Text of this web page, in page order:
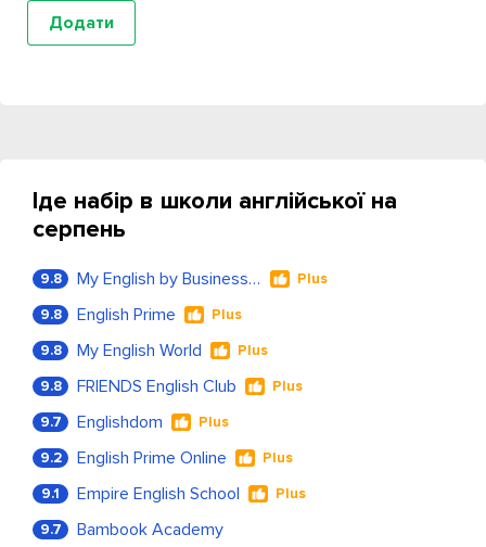
Іде набір в школи англійської на
серпень
9.8 My English by Business Language Plus
9.8 English Prime Plus
9.8 My English World Plus
9.8 FRIENDS English Club Plus
9.7 Englishdom Plus
9.2 English Prime Online Plus
9.1 Empire English School Plus
9.7 Bambook Academy